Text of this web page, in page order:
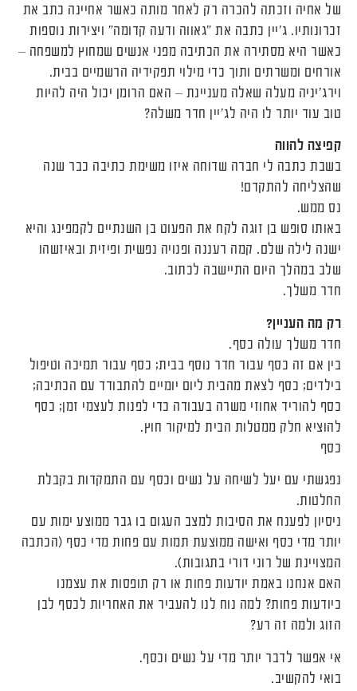
של אחיה וזכתה להכרה רק לאחר מותה כאשר אחיינה כתב את
זכרונותיו. ג'יין כתבה את "גאווה ודעה קדומה" ויצירות נוספות
כאשר היא מסתירה את הכתיבה מפני אנשים שמחוץ למשפחה –
אורחים ומשרתים ותוך כדי מילוי תפקידיה הרשמיים בבית.
וירג'יניה מעלה שאלה מעניינת – האם הרומן יכול היה להיות
טוב עוד יותר לו היה לג'יין חדר משלה?
קפיצה להווה
בשבת כתבה לי חברה שדוחה איזו משימת כתיבה כבר שנה
שהצליחה להתקדם!
נס ממש.
באותו סופש בן זוגה לקח את הפעוט בן השנתיים לקמפינג והיא
ישנה לילה שלם. קמה רעננה ופנויה נפשית ופיזית ובאיזשהו
שלב במהלך היום התיישבה לכתוב.
חדר משלך.
רק מה העניין?
חדר משלך עולה כסף.
בין אם זה כסף עבור חדר נוסף בבית; כסף עבור תמיכה וטיפול
בילדים; כסף לצאת מהבית ליום יומיים להתבודד עם הכתיבה;
כסף להוריד אחוזי משרה בעבודה כדי לפנות לעצמי זמן; כסף
להוציא חלק ממטלות הבית למיקור חוץ.
כסף
נפגשתי עם יעל לשיחה על נשים וכסף עם התמקדות בקבלת
החלטות.
ניסיון לפענח את הסיבות למצב העגום בו גבר ממוצע ימות עם
יותר מדי כסף ואישה ממוצעת תמות עם פחות מדי כסף (הכתבה
המצויינת של רוני דורי בתגובות).
האם אנחנו באמת יודעות פחות או רק תופסות את עצמנו
כיודעות פחות? למה נוח לנו להעביר את האחריות לכסף לבן
הזוג ולמה זה רע?
אי אפשר לדבר יותר מדי על נשים וכסף.
בואי להקשיב.